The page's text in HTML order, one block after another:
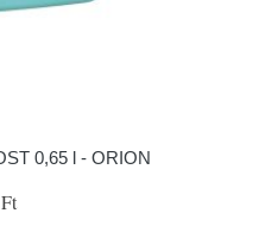
0,65 l - ORION